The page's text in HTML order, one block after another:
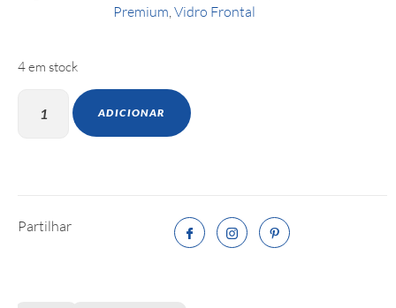
Premium Vidro Frontal
4 em stock
ADICIONAR
Partilhar